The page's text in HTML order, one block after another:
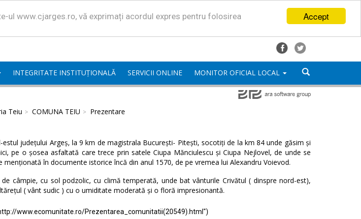
Accept
ul www.cjarges.ro, vă exprimați acordul expres pentru folosirea
INTEGRITATE INSTITUȚIONALĂ SERVICII ONLINE MONITOR OFICIAL LOCAL
Teiu COMUNA TEIU Prezentare
județului Argeș, la 9 km de magistrala București- Pitești, socotiți de la km 84 unde găsim și
pe o șosea asfaltată care trece prin satele Ciupa Mănciulescu și Ciupa Nejlovel, de unde se
menționată în documente istorice încă din anul 1570, de pe vremea lui Alexandru Voievod.
câmpie, cu sol podzolic, cu climă temperată, unde bat vânturile Crivătul ( dinspre nord-est),
( vânt sudic ) cu o umiditate moderată și o floră impresionantă.
www.ecomunitate.ro/Prezentarea_comunitatii(20549).html")